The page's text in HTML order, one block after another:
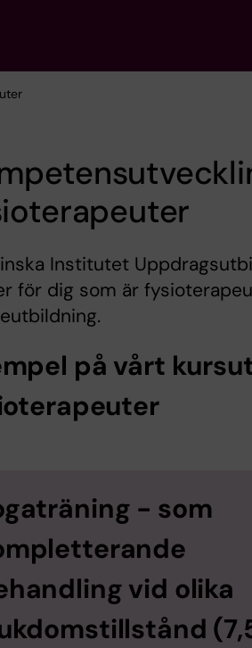
Institutet
för dig som är
på vårt
- som
vid olika